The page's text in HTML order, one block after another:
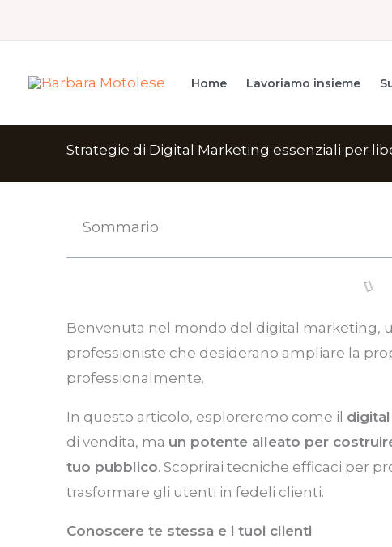
Home Lavoriamo insieme
Strategie di Digital Marketing essenziali per
Sommario
Benvenuta nel mondo del digital marketing,
professioniste che desiderano ampliare la
professionalmente.
In questo articolo, esploreremo come il
di vendita, ma un potente alleato per
tuo pubblico. Scoprirai tecniche efficaci per
trasformare gli utenti in fedeli clienti.
Conoscere te stessa e i tuoi clienti